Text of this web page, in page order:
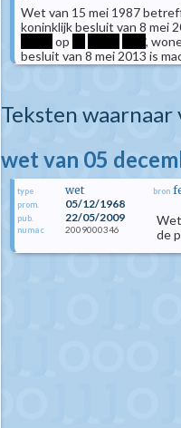
Wet van 15 mei 1987
koninklijk besluit van 8 mei
op ,
besluit van 8 mei 2013 is
Teksten
wet van 05
type wet
prom. 05/12/1968
pub. 22/05/2009
numac 2009000346
bron
de